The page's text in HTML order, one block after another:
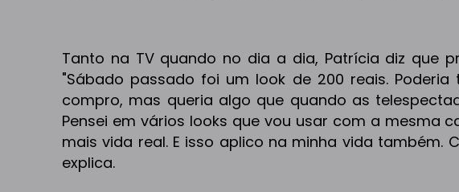
Tanto na TV quando no dia a dia, Patrícia diz que
"Sábado passado foi um look de 200 reais.
compro, mas queria algo que quando as
Pensei em vários looks que vou usar com a mesma
mais vida real. E isso aplico na minha vida também.
explica.